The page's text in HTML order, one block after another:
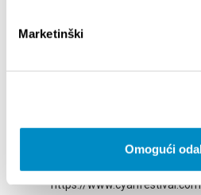
Marketinški
Omogući
avangardnom pristupu i
estetskom kvalitetom i
određivanja cijena —
https://